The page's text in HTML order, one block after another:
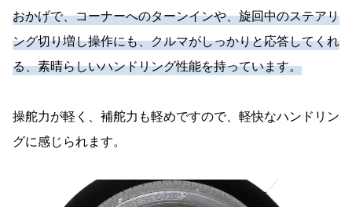
おかげで、コーナーへのターンインや、旋回中のステアリ
ング切り増し操作にも、クルマがしっかりと応答してくれ
る、素晴らしいハンドリング性能を持っています。
操舵力が軽く、補舵力も軽めですので、軽快なハンドリン
グに感じられます。